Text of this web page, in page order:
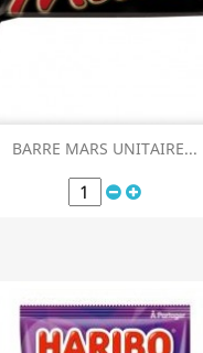
BARRE MARS UNITAIRE...
Aperçu rapide